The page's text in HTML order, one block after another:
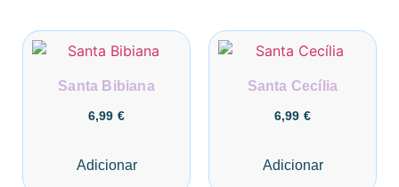
Santa Bibiana
6,99 €
Adicionar
Santa Cecília
6,99 €
Adicionar